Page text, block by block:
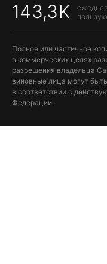
143,3K
Полное или частичное
в коммерческих целях
разрешения владельца
виновные лица могут
в соответствии с
Федерации.